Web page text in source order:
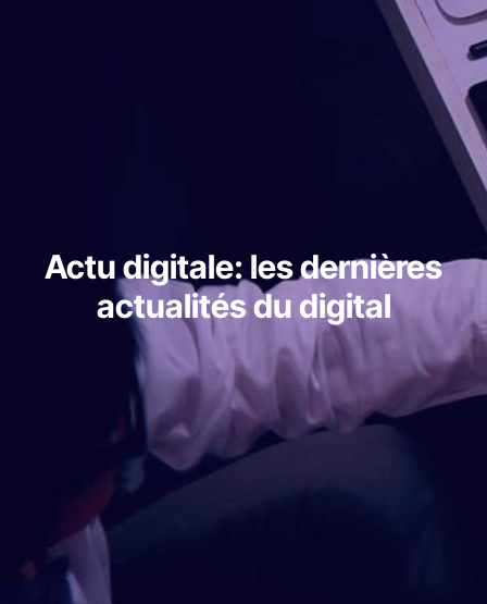
Actu digitale: les dernières
actualités du digital